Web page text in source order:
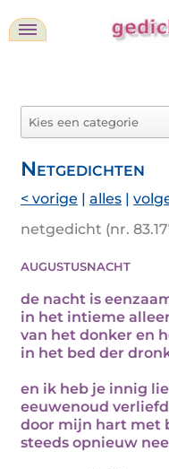
Netgedichten
< vorige | alles |
netgedicht (nr.
augustusnacht
de nacht is
in het intieme
van het donker en
in het bed der
en ik heb je innig
eeuwenoud
door mijn hart met
steeds opnieuw